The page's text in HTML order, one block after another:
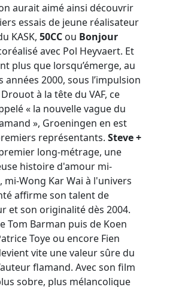
aurait aimé ainsi découvrir
essais de jeune réalisateur
KASK, 50CC ou Bonjour
avec Pol Heyvaert. Et
plus que lorsqu’émerge, au
années 2000, sous l’impulsion
à la tête du VAF, ce
« la nouvelle vague du
», Groeningen en est
représentants. Steve +
long-métrage, une
histoire d'amour mi-
mi-Wong Kar Wai à l'univers
affirme son talent de
et son originalité dès 2004.
Tom Barman puis de Koen
Toye ou encore Fien
vite une valeur sûre du
flamand. Avec son film
sobre, plus mélancolique